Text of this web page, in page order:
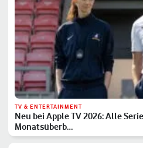
TV & ENTERTAINMENT
Neu bei Apple TV 2026: Alle
Monatsüberb…